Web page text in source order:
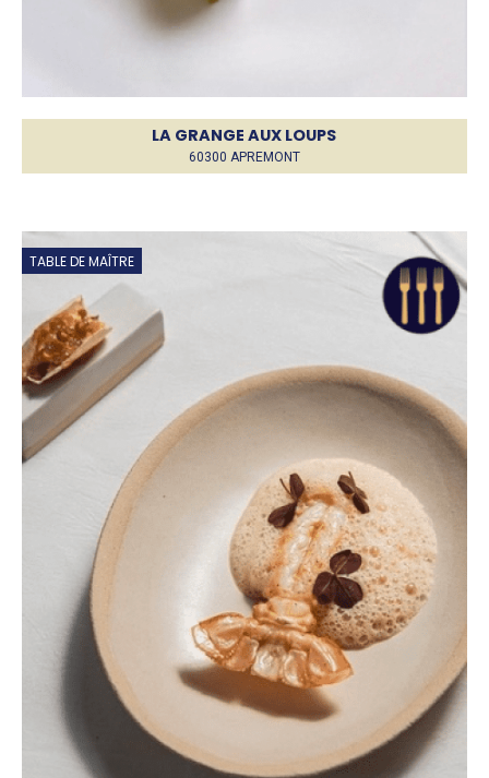
LA GRANGE AUX LOUPS
60300 APREMONT
TABLE DE MAÎTRE